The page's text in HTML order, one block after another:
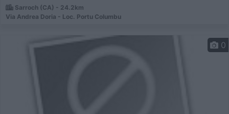
Sarroch (CA) - 24.2km
Via Andrea Doria - Loc. Portu Columbu
0